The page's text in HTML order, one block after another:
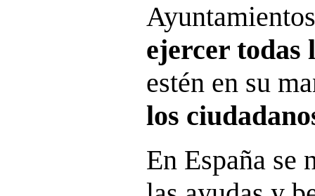
ejercer todas
estén en su
los
En España se